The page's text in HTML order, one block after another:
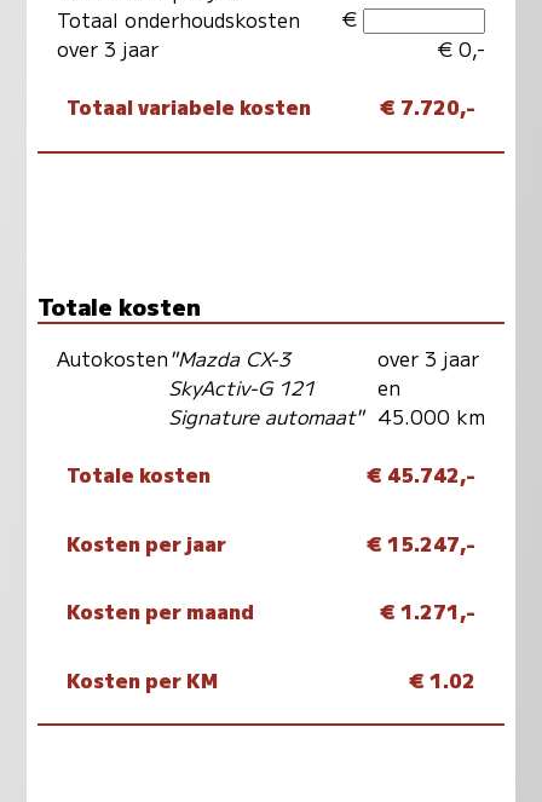
Totaal onderhoudskosten
over 3 jaar
€
€ 0,-
Totaal variabele kosten € 7.720,-
Totale kosten
Autokosten"Mazda CX-3
SkyActiv-G 121
Signature automaat"
over 3 jaar
en
45.000 km
Totale kosten € 45.742,-
Kosten per jaar € 15.247,-
Kosten per maand € 1.271,-
Kosten per KM € 1.02